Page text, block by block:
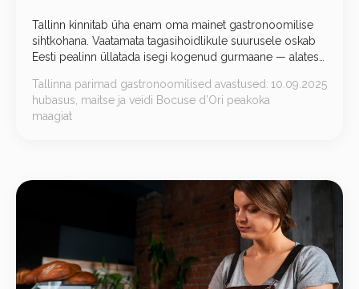
Tallinn kinnitab üha enam oma mainet gastronoomilise
sihtkohana. Vaatamata tagasihoidlikule suurusele oskab
Eesti pealinn üllatada isegi kogenud gurmaane — alates
kõrgköögirestoranideni autoriliku lähenemisega.
Tallinna parimad gastronoomilised avastused:
hubasus, maitse ja veidi Bocuse d’Ori peakoka
maagiat
10.09.2025